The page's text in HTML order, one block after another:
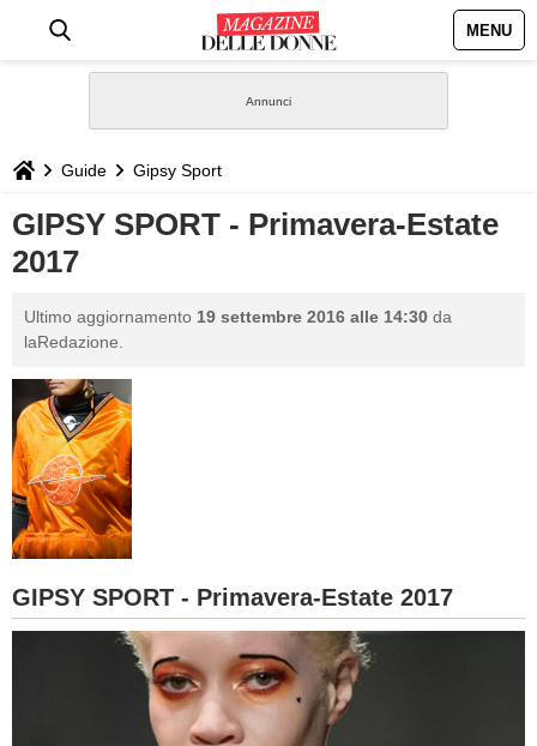
MENU
STILE
BIOGRAFIE
DEFINIZIONI
GASTRONOMIA
CAPELLI
SESSO
Guide Gipsy Sport
GIPSY SPORT - Primavera-Estate
2017
Ultimo aggiornamento 19 settembre 2016 alle 14:30 da
laRedazione.
GIPSY SPORT - Primavera-Estate 2017